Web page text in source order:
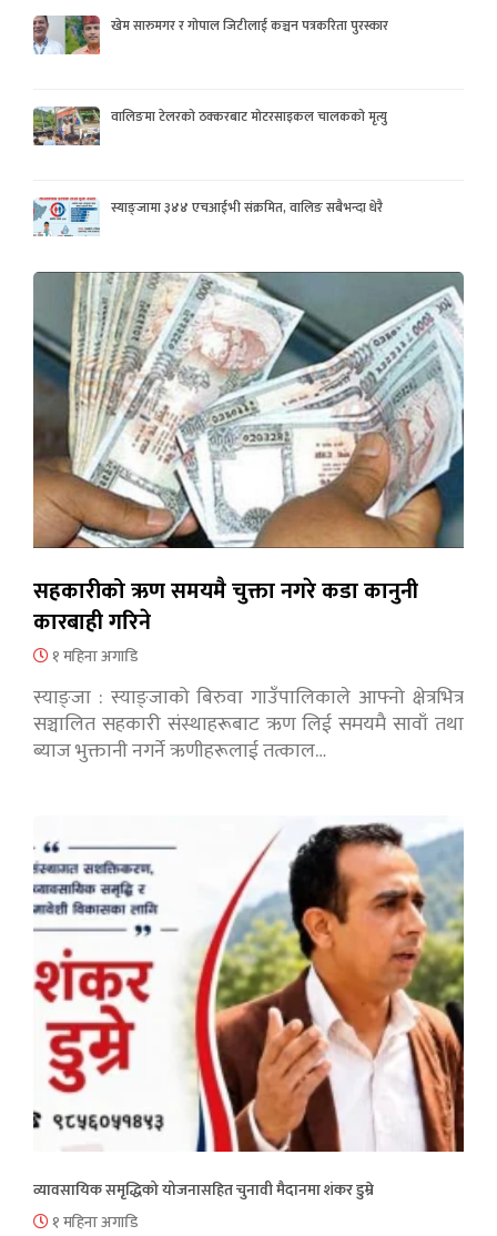
खेम सारुमगर र गोपाल जिटीलाई कञ्चन पत्रकरिता पुरस्कार
वालिङमा टेलरको ठक्करबाट मोटरसाइकल चालकको मृत्यु
स्याङ्जामा ३४४ एचआईभी संक्रमित, वालिङ सबैभन्दा धेरै
सहकारीको ऋण समयमै चुक्ता नगरे कडा कानुनी
कारबाही गरिने
१ महिना अगाडि
स्याङ्जा : स्याङ्जाको बिरुवा गाउँपालिकाले आफ्नो क्षेत्रभित्र
सञ्चालित सहकारी संस्थाहरूबाट ऋण लिई समयमै सावाँ तथा
ब्याज भुक्तानी नगर्ने ऋणीहरूलाई तत्काल…
व्यावसायिक समृद्धिको योजनासहित चुनावी मैदानमा शंकर डुम्रे
१ महिना अगाडि